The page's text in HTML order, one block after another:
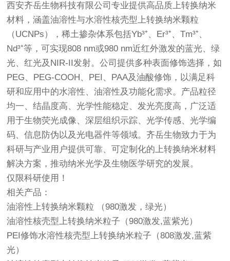
西安齐岳生物科技有限公司专业提供高品质上转换纳米
材料，涵盖油溶性与水溶性核壳型上转换纳米颗粒
（UCNPs），稀土掺杂体系包括Yb³⁺、Er³⁺、Tm³⁺、
Nd³⁺等，可实现808 nm或980 nm近红外激发的蓝光、绿
光、红光及NIR-II发射。公司提供多种表面修饰选择，如
PEG、PEG-COOH、PEI、PAA及油酸修饰，以满足科
研和应用中的水溶性、油溶性及功能化需求。产品粒径
均一、结晶度高、光学性能稳定、发光亮度高，广泛适
用于生物荧光成像、深层组织示踪、光学传感、光学编
码、信息防伪以及光电器件等领域。齐岳生物致力于为
科研与产业用户提供可靠、可定制化的上转换纳米材料
解决方案，推动纳米光学及生物医学研究的发展。
仅限科研使用！
相关产品：
油溶性上转换纳米颗粒 （980激发，绿光）
油溶性核壳型上转换纳米粒子（980激发,蓝紫光）
PEI修饰水溶性核壳型上转换纳米粒子（808激发,蓝紫
光）